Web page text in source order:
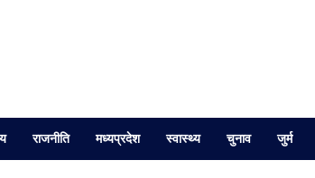
राजनीति मध्यप्रदेश स्वास्थ्य चुनाव जुर्म